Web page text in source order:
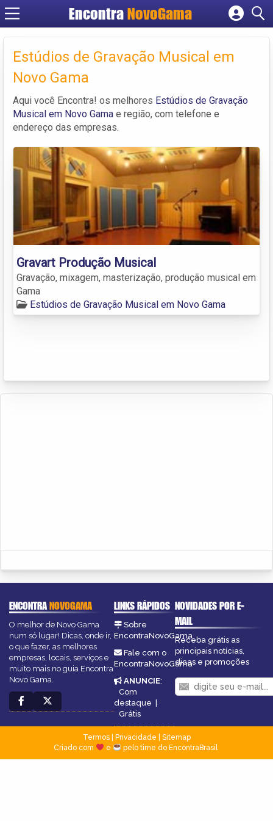
EncontraNovoGama
Cadastrar empresa
Fazer login
Criar conta
Estúdios de Gravação Musical em
Novo Gama
Aqui você Encontra! os melhores Estúdios de Gravação
Musical em Novo Gama e região, com telefone e
endereço das empresas.
Gravart Produção Musical
Gravação, mixagem, masterização, produção musical em
Gama
Estúdios de Gravação Musical em Novo Gama
ENCONTRANOVOGAMA
O melhor de Novo Gama
num só lugar! Dicas, onde ir,
o que fazer, as melhores
empresas, locais, serviços e
muito mais no guia Encontra
Novo Gama.
LINKS RÁPIDOS
Sobre
EncontraNovoGama
Fale com o
EncontraNovoGama
ANUNCIE:
Com
destaque |
Grátis
NOVIDADES POR E-
MAIL
Receba grátis as
principais notícias,
dicas e promoções
Termos| Privacidade
Sitemap
Criado com
e pelo time do EncontraBrasil